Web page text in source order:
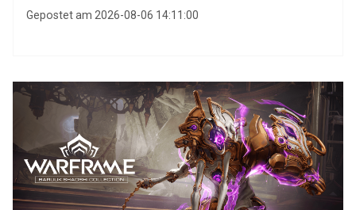
Gepostet am 2026-08-06 14:11:00